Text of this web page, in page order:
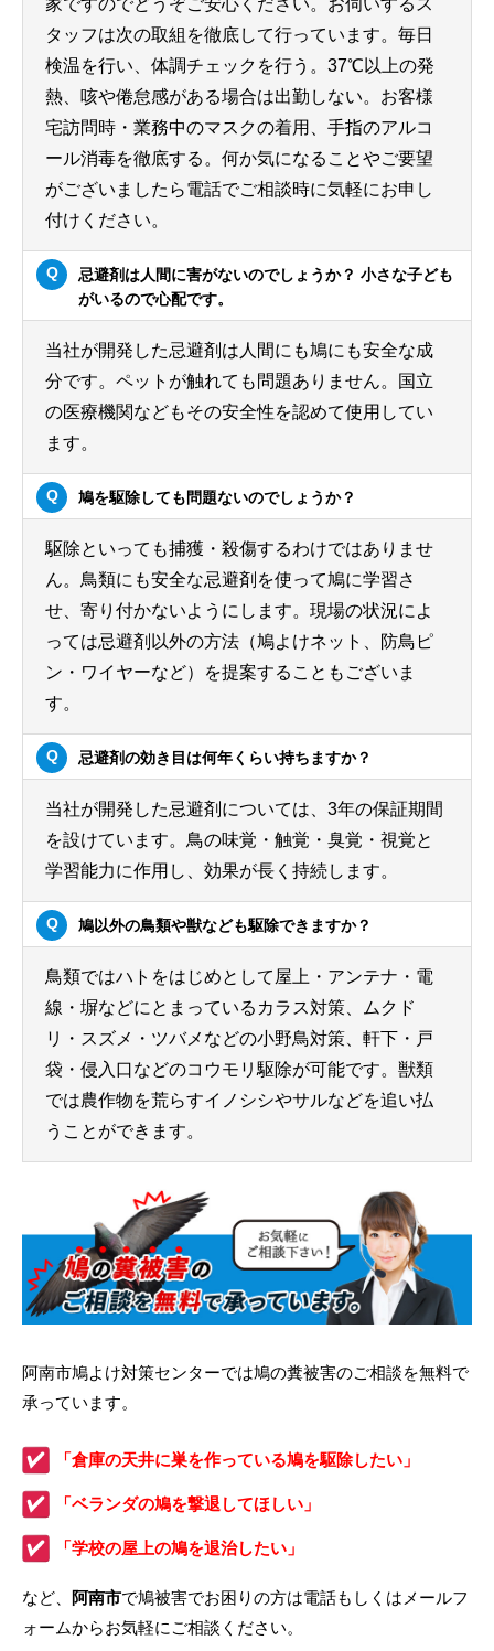
家ですのでどうぞご安心ください。お伺いするス
タッフは次の取組を徹底して行っています。毎日
検温を行い、体調チェックを行う。37℃以上の発
熱、咳や倦怠感がある場合は出勤しない。お客様
宅訪問時・業務中のマスクの着用、手指のアルコ
ール消毒を徹底する。何か気になることやご要望
がございましたら電話でご相談時に気軽にお申し
付けください。
忌避剤は人間に害がないのでしょうか？ 小さな子ども
がいるので心配です。
当社が開発した忌避剤は人間にも鳩にも安全な成
分です。ペットが触れても問題ありません。国立
の医療機関などもその安全性を認めて使用してい
ます。
鳩を駆除しても問題ないのでしょうか？
駆除といっても捕獲・殺傷するわけではありませ
ん。鳥類にも安全な忌避剤を使って鳩に学習さ
せ、寄り付かないようにします。現場の状況によ
っては忌避剤以外の方法（鳩よけネット、防鳥ピ
ン・ワイヤーなど）を提案することもございま
す。
忌避剤の効き目は何年くらい持ちますか？
当社が開発した忌避剤については、3年の保証期間
を設けています。鳥の味覚・触覚・臭覚・視覚と
学習能力に作用し、効果が長く持続します。
鳩以外の鳥類や獣なども駆除できますか？
鳥類ではハトをはじめとして屋上・アンテナ・電
線・塀などにとまっているカラス対策、ムクド
リ・スズメ・ツバメなどの小野鳥対策、軒下・戸
袋・侵入口などのコウモリ駆除が可能です。獣類
では農作物を荒らすイノシシやサルなどを追い払
うことができます。
阿南市鳩よけ対策センターでは鳩の糞被害のご相談を無料で
承っています。
「倉庫の天井に巣を作っている鳩を駆除したい」
「ベランダの鳩を撃退してほしい」
「学校の屋上の鳩を退治したい」
など、 阿南市で鳩被害でお困りの方は電話もしくはメールフ
ォームからお気軽にご相談ください。